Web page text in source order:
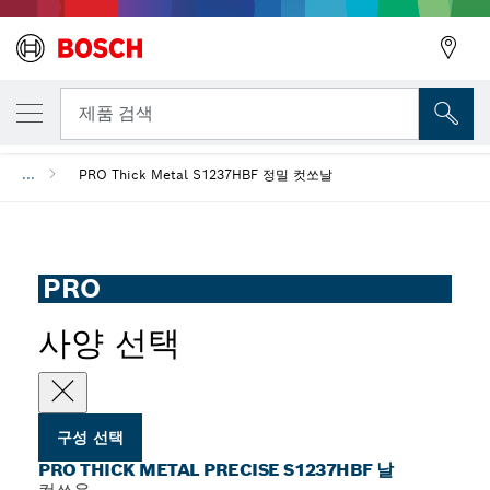
제품 검색
... PRO Thick Metal S1237HBF 정밀 컷쏘날
PRO
사양 선택
구성 선택
PRO THICK METAL PRECISE S1237HBF 날
선택한 변형
PRO Thick Metal precise S1237HBF 날